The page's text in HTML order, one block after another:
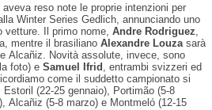
reso note le proprie intenzioni per
Winter Series Gedlich, annunciando uno
vetture. Il primo nome, Andre Rodriguez
mentre il brasiliano Alexandre Louza sarà
Alcañiz. Novità assolute, invece, sono
foto) e Samuel Ifrid , entrambi svizzeri ed
come il suddetto campionato si
(22-25 gennaio), Portimão (5-8
Alcañiz (5-8 marzo) e Montmeló (12-15